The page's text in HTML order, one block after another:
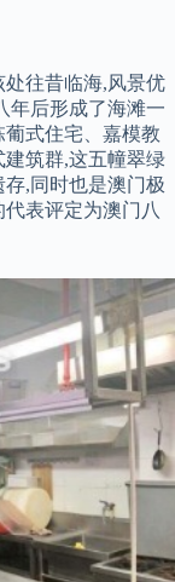
处往昔临海,风景优
年后形成了海滩一
式住宅、嘉模教
筑群,这五幢翠绿
,同时也是澳门极
表评定为澳门八